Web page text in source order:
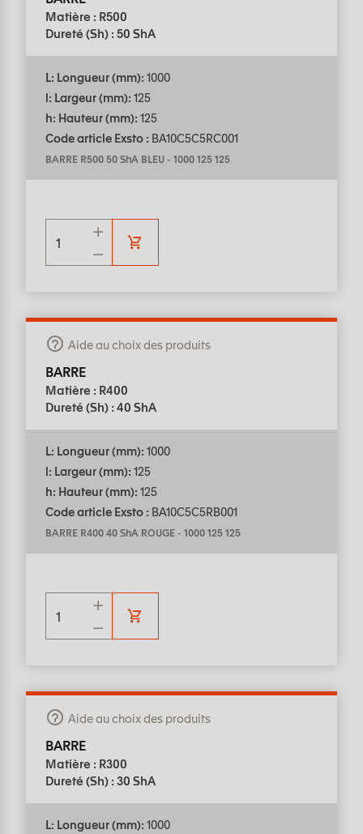
Matière : R500
Dureté (Sh) : 50 ShA
L: Longueur (mm): 1000
l: Largeur (mm): 125
h: Hauteur (mm): 125
Code article Exsto : BA10C5C5RC001
BARRE R500 50 ShA BLEU - 1000 125 125
Aide au choix des produits
BARRE
Matière : R400
Dureté (Sh) : 40 ShA
L: Longueur (mm): 1000
l: Largeur (mm): 125
h: Hauteur (mm): 125
Code article Exsto : BA10C5C5RB001
BARRE R400 40 ShA ROUGE - 1000 125 125
Aide au choix des produits
BARRE
Matière : R300
Dureté (Sh) : 30 ShA
L: Longueur (mm): 1000